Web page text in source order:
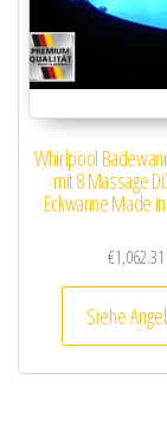
Whirlpool
mit 8 Massage
Eckwanne Made
€1,062.31
Siehe